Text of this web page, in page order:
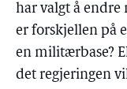
har valgt å
er forskjellen på
en militærbase?
det regjeringen